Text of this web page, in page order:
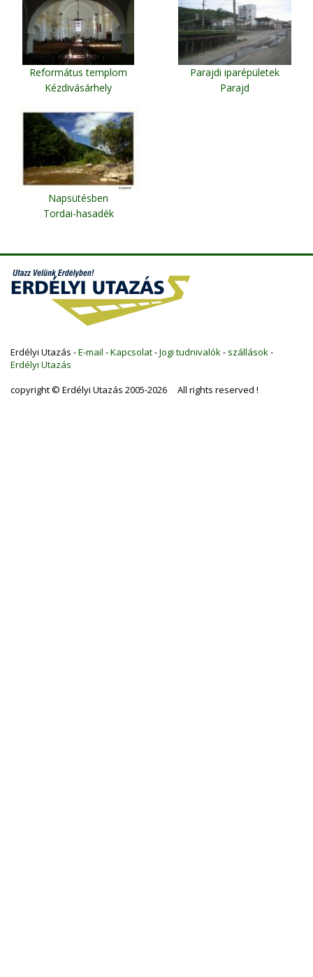
Református templom
Kézdivásárhely
Parajdi iparépületek
Parajd
Napsütésben
Tordai-hasadék
Erdélyi Utazás -E-mail -Kapcsolat-Jogi tudnivalók - szállások -
Erdélyi Utazás
copyright © Erdélyi Utazás 2005-2026 All rights reserved !